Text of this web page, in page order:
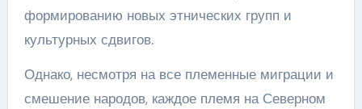
формированию новых этнических групп и
культурных сдвигов.
Однако, несмотря на все племенные миграции и
смешение народов, каждое племя на Северном